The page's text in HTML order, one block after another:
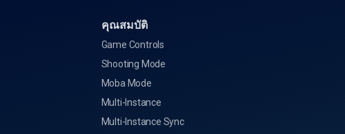
คุณสมบัติ
Game Controls
Shooting Mode
Moba Mode
Multi-Instance
Multi-Instance Sync